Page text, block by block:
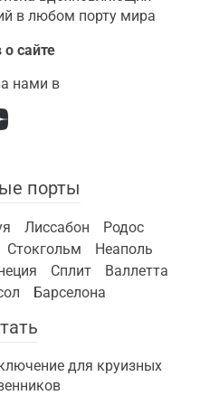
в любом порту мира
сайте
нами в
порты
Лиссабон
Родос
Стокгольм
Неаполь
Сплит
Валлетта
Барселона
для круизных